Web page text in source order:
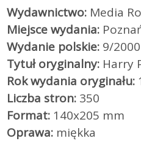
Wydawnictwo: Media
Miejsce wydania:
Wydanie polskie: 9/2000
Tytuł oryginalny: Harry
Rok wydania oryginału:
Liczba stron: 350
Format: 140x205 mm
Oprawa: miękka